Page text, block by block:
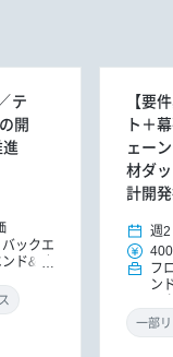
テ
開
バックエ
ド&バ
ア
【要
ト＋
ェー
材ダ
計開
週2
フ
ン
ニ
ジ
一部